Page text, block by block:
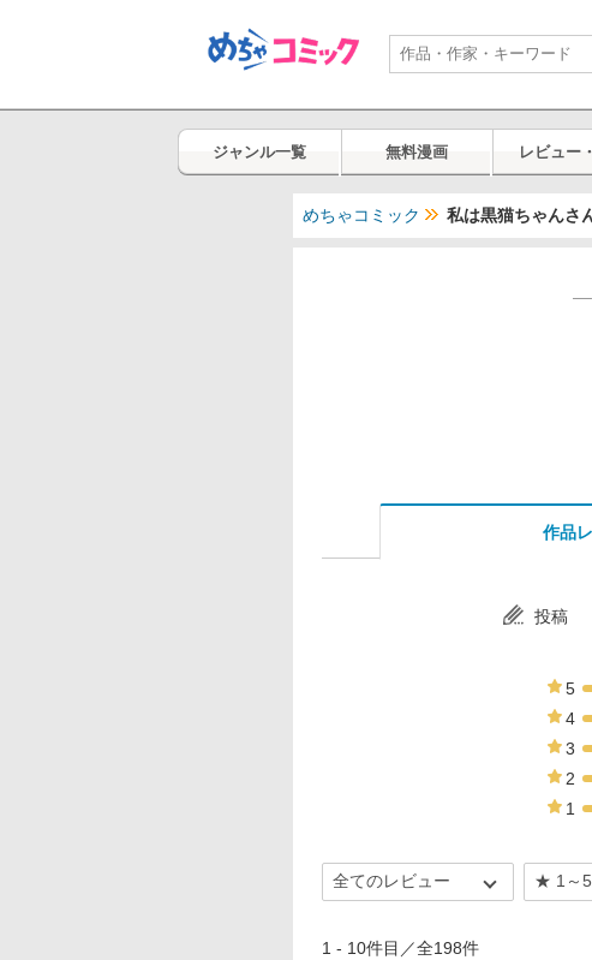
ジャンル一覧 無料漫画 レビュー
めちゃコミック 私は黒猫ちゃんさ
作品
投稿
5
4
3
2
1
1 - 10件目／全198件